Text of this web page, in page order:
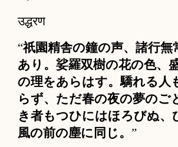
उद्धरण
“祇園精舎の鐘の声、諸行無
あり。娑羅双樹の花の色、
の理をあらはす。驕れる人
らず、ただ春の夜の夢のご
き者もつひにはほろびぬ、
風の前の塵に同じ。 ”